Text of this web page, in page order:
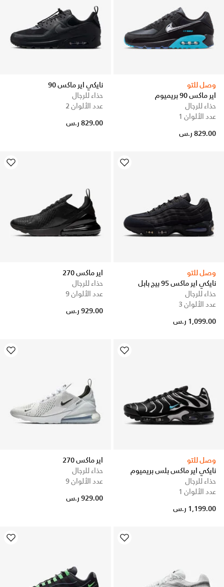
وصل للتو
اير ماكس 90 بريميوم
حذاء للرجال
عدد الألوان 1
829.00 ر.س
نايكي اير ماكس 90
حذاء للرجال
عدد الألوان 2
829.00 ر.س
وصل للتو
نايكي اير ماكس 95 بيج بابل
حذاء للرجال
عدد الألوان 3
1,099.00 ر.س
اير ماكس 270
حذاء للرجال
عدد الألوان 9
929.00 ر.س
وصل للتو
نايكي اير ماكس بلس بريميوم
حذاء للرجال
عدد الألوان 1
1,199.00 ر.س
اير ماكس 270
حذاء للرجال
عدد الألوان 9
929.00 ر.س